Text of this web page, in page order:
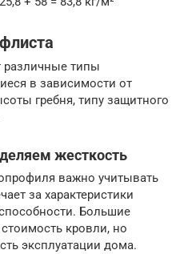
различные типы
в зависимости от
гребня, типу защитного
жесткость
важно учитывать
за характеристики
Большие
кровли, но
эксплуатации дома.